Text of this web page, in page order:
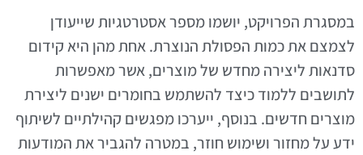
במסגרת הפרויקט, יושמו מספר אסטרטגיות שייעודן
לצמצם את כמות הפסולת הנוצרת. אחת מהן היא קידום
סדנאות ליצירה מחדש של מוצרים, אשר מאפשרות
לתושבים ללמוד כיצד להשתמש בחומרים ישנים ליצירת
מוצרים חדשים. בנוסף, ייערכו מפגשים קהילתיים לשיתוף
ידע על מחזור ושימוש חוזר, במטרה להגביר את המודעות